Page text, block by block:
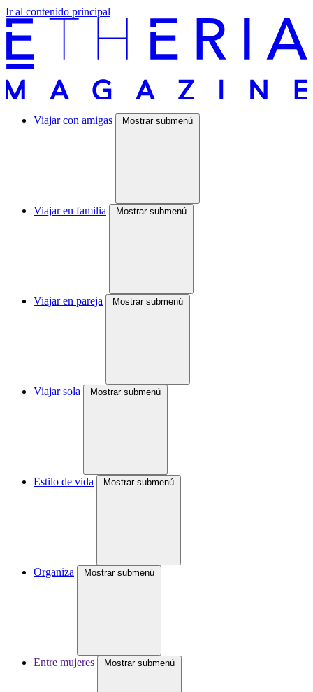
Ir al contenido principal
Viajar con amigas Mostrar submenú
Viajar en familia Mostrar submenú
Viajar en pareja Mostrar submenú
Viajar sola Mostrar submenú
Estilo de vida Mostrar submenú
Organiza Mostrar submenú
Entre mujeres Mostrar submenú